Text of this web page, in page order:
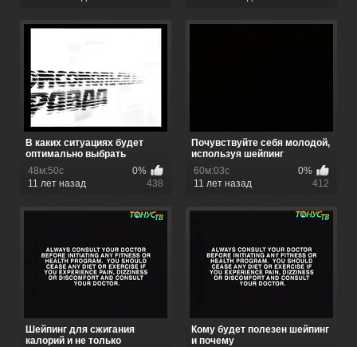
В каких ситуациях будет
оптимально выбрать
шейпинг
48м:50с
0%
11 лет назад
438
Почувствуйте себя молодой,
используя шейпинг
60м:03с
0%
11 лет назад
412
Шейпинг для сжигания
калорий и не только
Кому будет полезен шейпинг
и почему